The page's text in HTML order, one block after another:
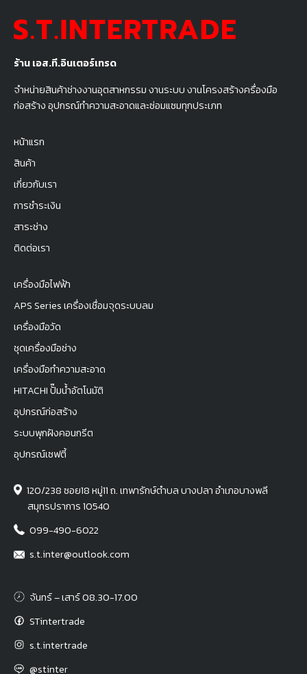
ร้าน เอส.ที.อินเตอร์เทรด
จำหน่ายสินค้าช่างงานอุตสาหกรรม งานระบบ งานโครงสร้างครื่องมือ
ก่อสร้าง อุปกรณ์ทำความสะอาดและซ่อมแซมทุกประเภท
หน้าแรก
สินค้า
เกี่ยวกับเรา
การชำระเงิน
สาระช่าง
ติดต่อเรา
เครื่องมือไฟฟ้า
APS Series เครื่องเชื่อมจุดระบบลม
เครื่องมือวัด
ชุดเครื่องมือช่าง
เครื่องมือทำความสะอาด
HITACHI ปั๊มน้ำอัตโนมัติ
อุปกรณ์ก่อสร้าง
ระบบพุกฝังคอนกรีต
อุปกรณ์เซฟตี้
120/238 ซอย18 หมู่11 ถ. เทพารักษ์ตำบล บางปลา อำเภอบางพลี
สมุทรปราการ 10540
099-490-6022
s.t.inter@outlook.com
จันทร์ – เสาร์ 08.30-17.00
STintertrade
s.t.intertrade
@stinter